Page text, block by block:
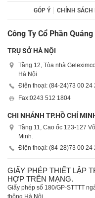
GÓP Ý CHÍNH SÁCH
Công Ty Cổ Phần
TRỤ SỞ HÀ NỘI
Tầng 12, Tòa nhà
Hà Nội
Điện thoại: (84-24)73 00 24
Fax:0243 512 1804
CHI NHÁNH TP.HỒ CHÍ
Tầng 11, Cao ốc 123-127
Minh.
Điện thoại: (84-28)73 00 24
GIẤY PHÉP THIẾT LẬP
HỢP TRÊN MẠNG.
Giấy phép số 180/GP-STTTT